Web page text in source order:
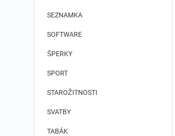
SEZNAMKA
SOFTWARE
ŠPERKY
SPORT
STAROŽITNOSTI
SVATBY
TABÁK